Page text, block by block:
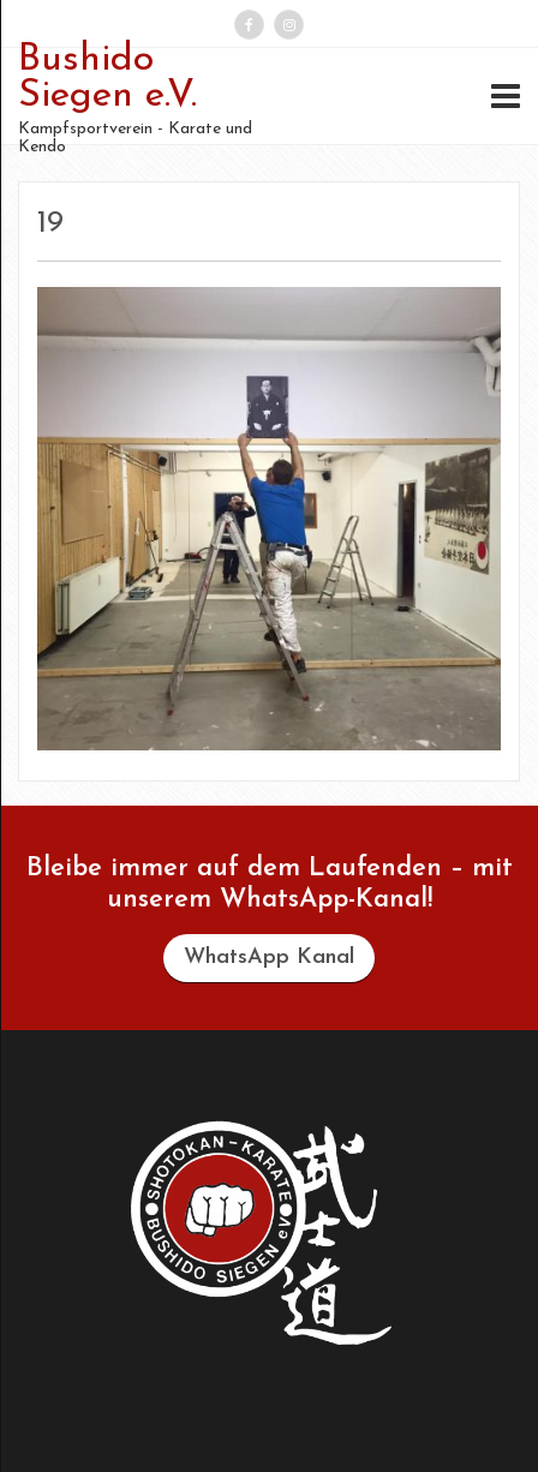
Suchen
nach:
Bushido
Siegen e.V.
Kampfsportverein - Karate und
Kendo
19
Bleibe immer auf dem Laufenden – mit
unserem WhatsApp-Kanal!
WhatsApp Kanal